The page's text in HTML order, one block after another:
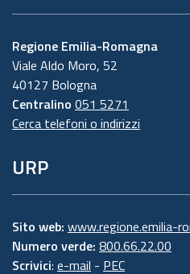
Regione Emilia-Romagna
Viale Aldo Moro, 52
40127 Bologna
Centralino 051 5271
Cerca telefoni o indirizzi
URP
Sito web: www.regione.emilia-
Numero verde: 800.66.22.00
Scrivici: e-mail - PEC